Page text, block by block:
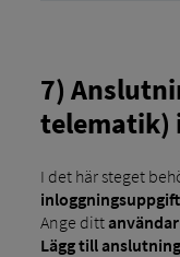
7)
telematik)
I det här steget
Ange ditt
Lägg till anslutning